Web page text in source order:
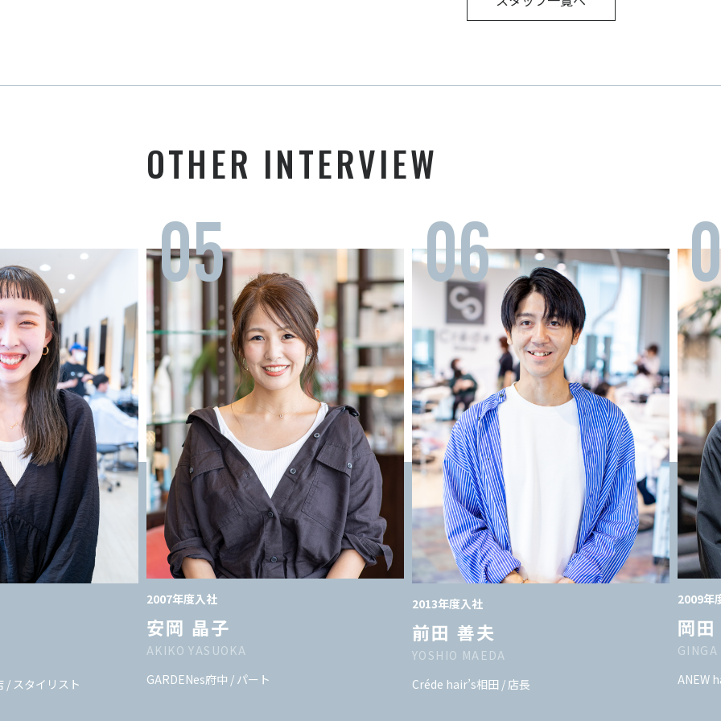
OTHER INTERVIEW
/ スタイリスト
05
2007年度入社
安岡 晶子
AKIKO YASUOKA
GARDENes府中 / パート
06
2013年度入社
前田 善夫
YOSHIO MAEDA
Créde hair’s相田 / 店長
2009年
岡
ANEW